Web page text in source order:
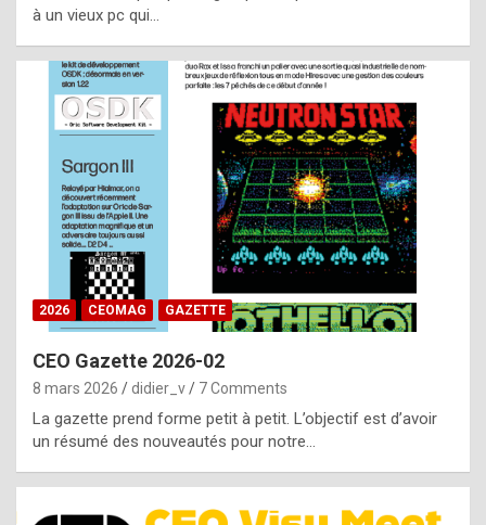
f
o
m
m
a
y
b
e
b
y
g
e
n
u
i
à un vieux pc qui…
2026 CEOMAG GAZETTE
CEO Gazette 2026-02
8 mars 2026 didier_v 7 Comments
La gazette prend forme petit à petit. L’objectif est d’avoir
un résumé des nouveautés pour notre…